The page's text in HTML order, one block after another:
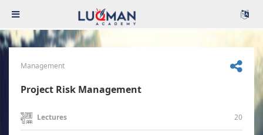
Management
Project Risk Management
Lectures 20